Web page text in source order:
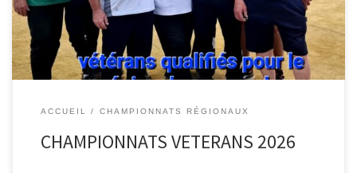
Caussade les 3 et 4 juin 2026
ACCUEIL CHAMPIONNATS RÉGIONAUX
CHAMPIONNATS VETERANS 2026